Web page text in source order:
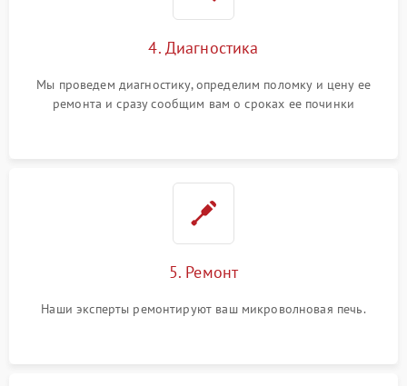
4. Диагностика
Мы проведем диагностику, определим поломку и цену ее
ремонта и сразу сообщим вам о сроках ее починки
5. Ремонт
Наши эксперты ремонтируют ваш микроволновая печь.